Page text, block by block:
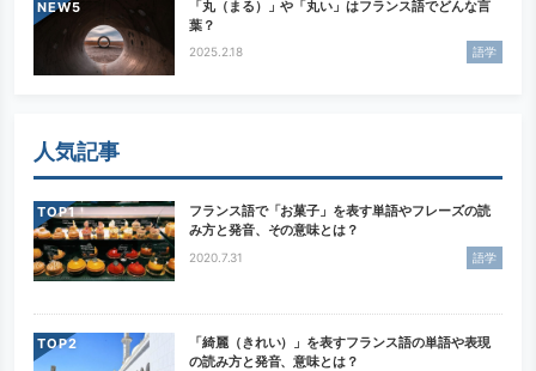
NEW
「丸（まる）」や「丸い」はフランス語でどんな言
葉？
2025.2.18 語学
人気記事
TOP
フランス語で「お菓子」を表す単語やフレーズの読
み方と発音、その意味とは？
2020.7.31 語学
TOP
「綺麗（きれい）」を表すフランス語の単語や表現
の読み方と発音、意味とは？